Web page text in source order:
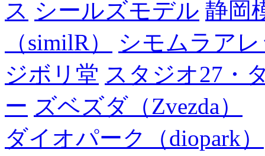
ス シールズモデル 静岡
（similR）
シモムラア
ジボリ堂 スタジオ27・
ー ズベズダ（Zvezda）
ダイオパーク（diopark）